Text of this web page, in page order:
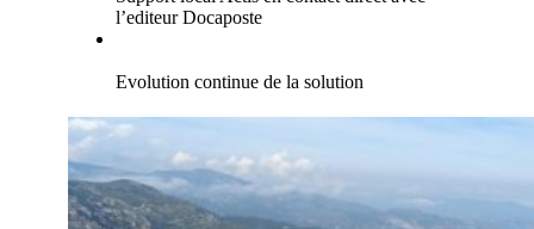
l’editeur Docaposte
Evolution continue de la solution